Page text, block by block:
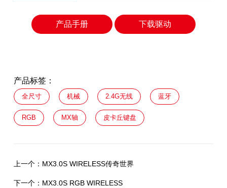
产品手册 下载驱动
产品标签：
全尺寸 机械 2.4G无线 蓝牙
RGB MX轴 皮卡丘键盘
上一个： MX3.0S WIRELESS传奇世界
下一个： MX3.0S RGB WIRELESS